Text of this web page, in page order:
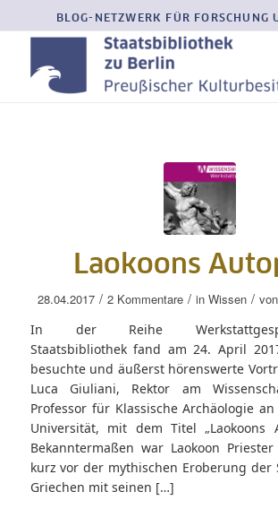
BLOG-NETZWERK FÜR FORSCHUNG
Laokoons
28.04.2017 / 2 Kommentare / inWissen /
In der Reihe
Staatsbibliothek fand am 24. April
besuchte und äußerst hörenswerte
Luca Giuliani, Rektor am
Professor für Klassische Archäologie
Universität, mit dem Titel „Laokoons
Bekanntermaßen war Laokoon
kurz vor der mythischen Eroberung der
Griechen mit seinen […]